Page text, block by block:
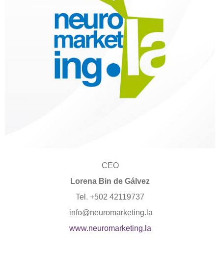
CEO
Lorena Bin de Gálvez
Tel. +502 42119737
info@neuromarketing.la
www.neuromarketing.la